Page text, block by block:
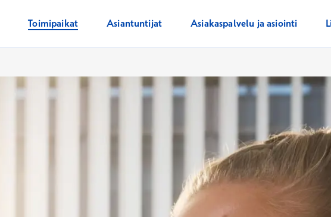
Toimipaikat Asiantuntijat Asiakaspalvelu ja asiointi